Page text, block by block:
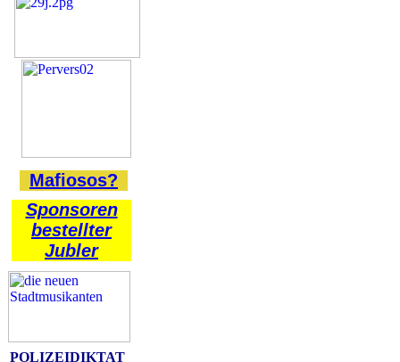
Mafiosos?
Sponsoren
bestellter
Jubler
POLIZEIDIKTAT